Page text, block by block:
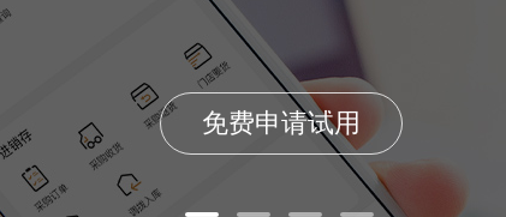
免费申请试用